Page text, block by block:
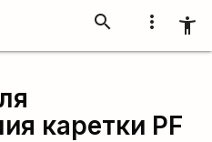
more_vert accessibility_new
search
каретки PF